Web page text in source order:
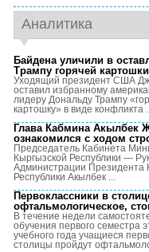
Аналитика
Байдена уличили в
Трампу горячей
Уходящий президент США
оставил избранному
лидеру Дональду Трампу
картошку» в виде конфликта ...
Глава Кабмина Акылбек
ознакомился с ходом
Председатель Кабинета
Кыргызской Республики —
Администрации Президента
Республики Акылбек ...
Первоклассники в
офтальмологическое,
В течение недели
обучения первого семестра
учебного года учащиеся
столицы пройдут